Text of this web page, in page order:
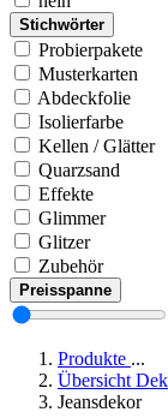
Stichwörter
Probierpakete
Musterkarten
Abdeckfolie
Isolierfarbe
Kellen / Glätter
Quarzsand
Effekte
Glimmer
Glitzer
Zubehör
Preisspanne
Produkte ...
Übersicht
Jeansdekor